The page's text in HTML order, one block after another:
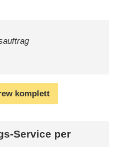
komplett
Service per